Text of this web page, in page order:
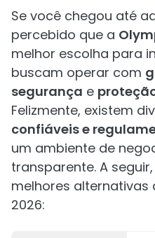
Se você chegou até
percebido que a
melhor escolha para
buscam operar com
segurança e
Felizmente, existem
confiáveis e
um ambiente de
transparente. A
melhores alternativas
2026: